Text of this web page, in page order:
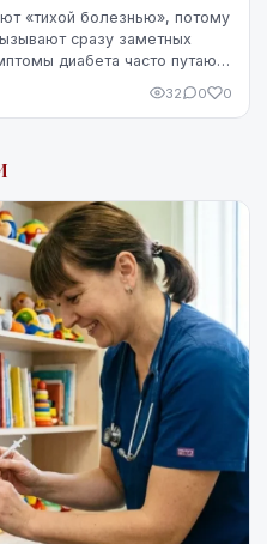
«тихой болезнью», потому
сразу заметных
диабета часто путают
32 0 0